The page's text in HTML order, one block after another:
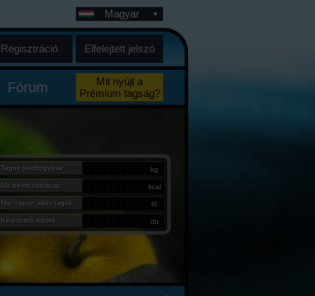
Magyar
Regisztráció Elfelejtett jelszó
Fórum
Mit nyújt a
Prémium tagság?
Tagok összfogyása: kg
Ma bevitt összkcal: kcal
Mai napon aktív tagok: fő
Kereshető ételek: db